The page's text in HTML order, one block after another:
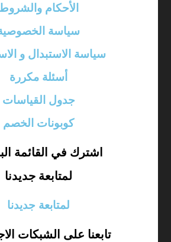
الأحكام
سياسة
سياسة الاستبدال و
أسئلة مكررة
جدول القياسات
كوبونات الخصم
اشترك في القائمة
لمتابعة جديدنا
لمتابعة جديدنا
تابعنا على الشبكات